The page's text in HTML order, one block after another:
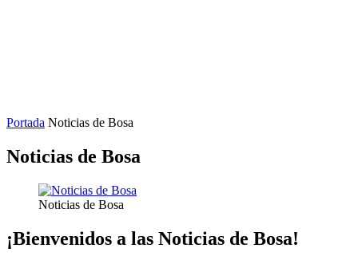
Portada Noticias de Bosa
Noticias de Bosa
Noticias de Bosa
¡Bienvenidos a las Noticias de Bosa!